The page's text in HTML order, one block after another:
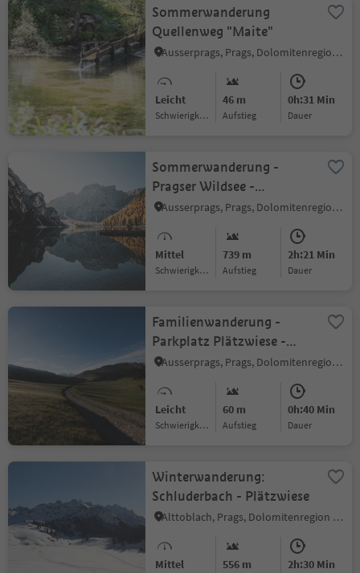
Sommerwanderung
Quellenweg "Maite"
Ausserprags, Prags, Dolomitenregion 3 Zinnen
Leicht
Schwierigkeitsgrad
46 m
Aufstieg
0h:31 Min
Dauer
Sommerwanderung -
Pragser Wildsee -
Herrenstein
Ausserprags, Prags, Dolomitenregion 3 Zinnen
Mittel
Schwierigkeitsgrad
739 m
Aufstieg
2h:21 Min
Dauer
Familienwanderung -
Parkplatz Plätzwiese -
Dürrensteinhütte
Ausserprags, Prags, Dolomitenregion 3 Zinnen
Leicht
Schwierigkeitsgrad
60 m
Aufstieg
0h:40 Min
Dauer
Winterwanderung:
Schluderbach - Plätzwiese
Alttoblach, Prags, Dolomitenregion 3 Zinnen
Mittel 556 m 2h:30 Min